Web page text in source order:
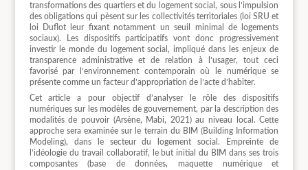
transformations des quartiers et du logement social, sous l’impulsion
des obligations qui pèsent sur les collectivités territoriales (loi SRU et
loi Duflot leur fixant notamment un seuil minimal de logements
sociaux). Les dispositifs participatifs vont donc progressivement
investir le monde du logement social, impliqué dans les enjeux de
transparence administrative et de relation à l’usager, tout ceci
favorisé par l’environnement contemporain où le numérique se
présente comme un facteur d’appropriation de l’acte d’habiter.
Cet article a pour objectif d’analyser le rôle des dispositifs
numériques sur les modèles de gouvernement, par la description des
modalités de pouvoir (Arsène, Mabi, 2021) au niveau local. Cette
approche sera examinée sur le terrain du BIM (Building Information
Modeling), dans le secteur du logement social. Empreinte de
l’idéologie du travail collaboratif, le but initial du BIM dans ses trois
composantes (base de données, maquette numérique et